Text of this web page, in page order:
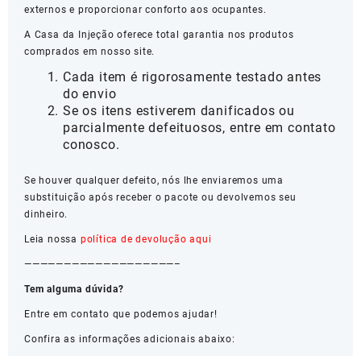
externos e proporcionar conforto aos ocupantes.
A Casa da Injeção oferece total garantia nos produtos
comprados em nosso site.
Cada item é rigorosamente testado antes
do envio
Se os itens estiverem danificados ou
parcialmente defeituosos, entre em contato
conosco.
Se houver qualquer defeito, nós lhe enviaremos uma
substituição após receber o pacote ou devolvemos seu
dinheiro.
Leia nossa política de devolução aqui
———————————————————–
Tem alguma dúvida?
Entre em contato que podemos ajudar!
Confira as informações adicionais abaixo: